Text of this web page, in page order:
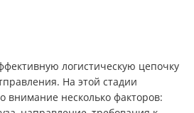
логистическую цепочку
На этой стадии
внимание несколько факторов: